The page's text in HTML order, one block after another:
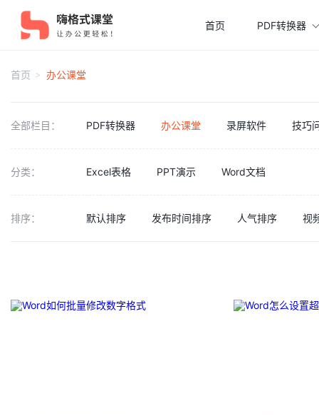
首页 PDF转换器
首页 办公课堂
全部栏目： PDF转换器 办公课堂 录屏软件 技巧
分类： Excel表格 PPT演示 Word文档
排序： 默认排序 发布时间排序 人气排序 视